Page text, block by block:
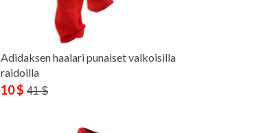
Adidaksen haalari punaiset valkoisilla
raidoilla
10 $ 41 $